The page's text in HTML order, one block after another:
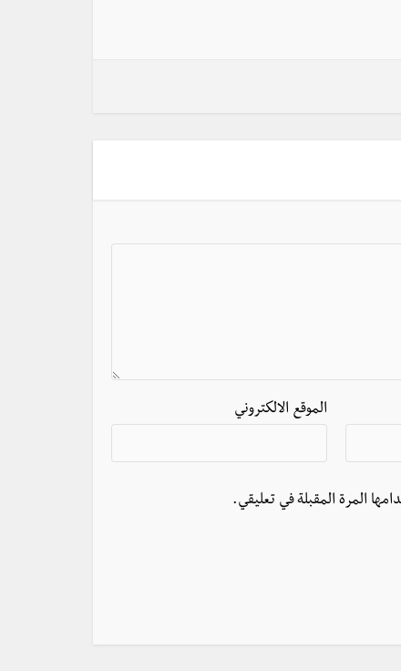
الموقع الالكتروني
المرة المقبلة في تعليقي.